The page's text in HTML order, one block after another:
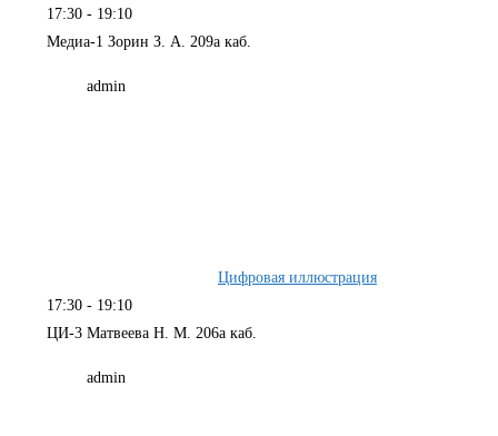
17:30 - 19:10
Медиа-1 Зорин З. А. 209а каб.
admin
Цифровая иллюстрация
17:30 - 19:10
ЦИ-3 Матвеева Н. М. 206а каб.
admin